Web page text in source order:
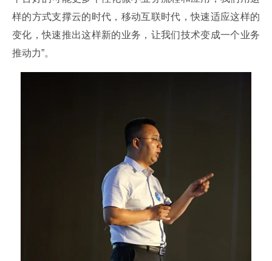
样的方式支撑云的时代，移动互联时代，快速适应这样的
变化，快速推出这样新的业务，让我们技术变成一个业务
推动力”。